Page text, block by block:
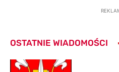
OSTATNIE WIADOMOŚCI